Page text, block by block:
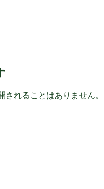
されることはありません。